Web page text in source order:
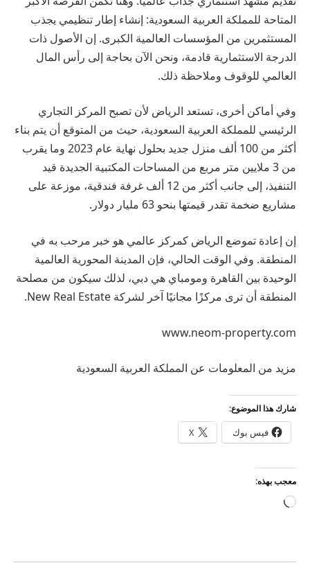
المتاحة للمملكة العربية السعودية: إنشاء إطار تنظيمي يجذب
المستثمرين من المؤسسات العالمية الكبرى. إن الأصول ذات
الدرجة الاستثمارية قادمة، ونحن الآن بحاجة إلى رأس المال
العالمي للوقوف وملاحظة ذلك.
وفي أماكن أخرى، تستعد الرياض لأن تصبح المركز التجاري
الرئيسي للمملكة العربية السعودية، حيث من المتوقع أن يتم بناء
أكثر من 100 ألف منزل جديد بحلول نهاية عام 2023 وما يقرب
من 3 ملايين متر مربع من المساحات المكتبية الجديدة قيد
التنفيذ، إلى جانب أكثر من 12 ألف غرفة فندقية، موزعة على
مشاريع ضخمة تقدر قيمتها بنحو 63 مليار دولار.
إن إعادة تموضع الرياض كمركز عالمي هو خبر مرحب به في
المنطقة. وفي الوقت الحالي، فإن المدينة المحورية العالمية
الوحيدة بين القاهرة ومومباي هي دبي، لذلك سيكون من مصلحة
المنطقة أن ترى مركزًا مجانيًا آخر لشركة New Real Estate.
www.neom-property.com
مزيد من المعلومات عن المملكة العربية السعودية
شارك هذا الموضوع:
فيس بوك X
معجب بهذه:
جاري